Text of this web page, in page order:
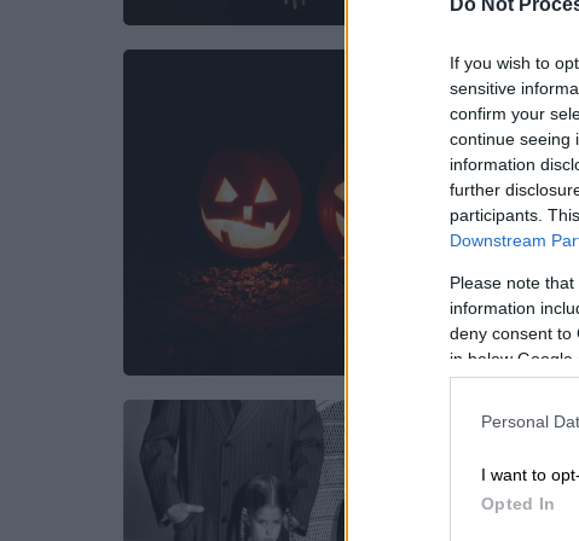
Do Not
If you wish to
sensitive
confirm your
continue seeing
information
further
participants.
Downstream
Please note
information
deny consent to
in below Google
Personal
I want to
Opted In